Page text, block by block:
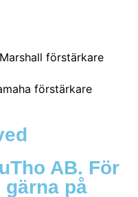
Marshall förstärkare
förstärkare
AB. För
på